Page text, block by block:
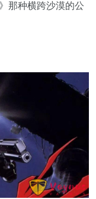
那种横跨沙漠的公